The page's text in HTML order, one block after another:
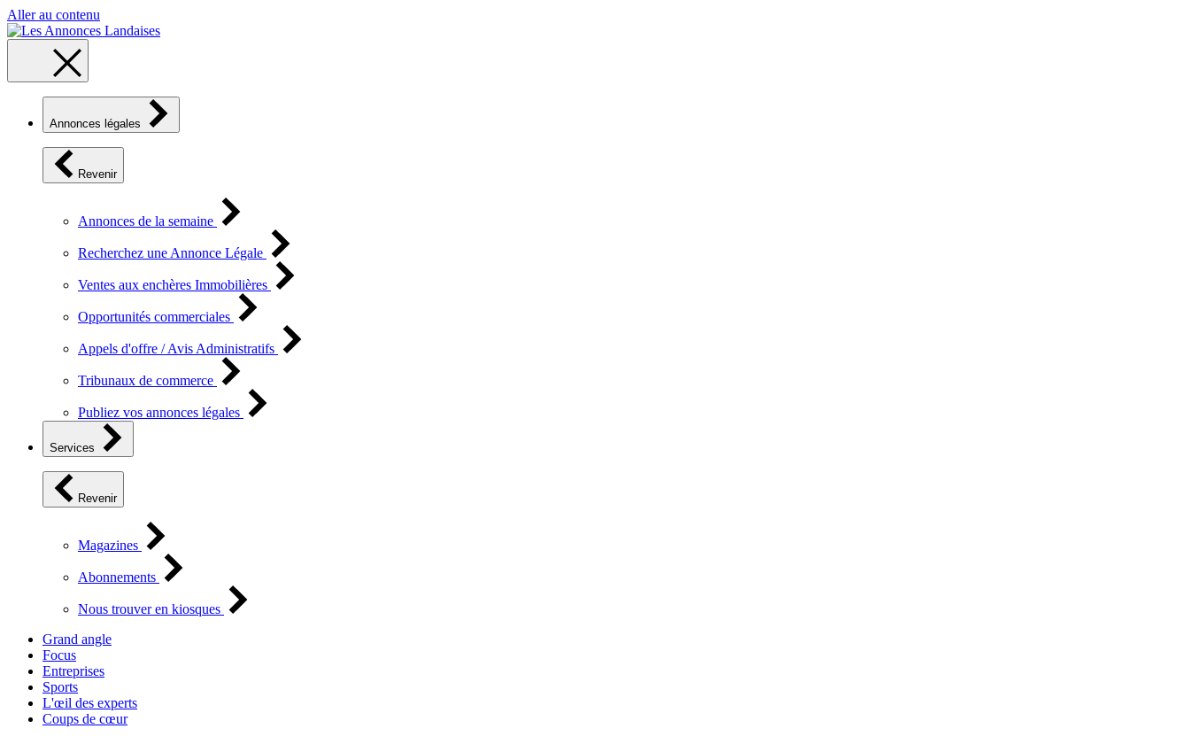
Aller au contenu
Annonces légales
Revenir
Annonces de la semaine
Recherchez une Annonce Légale
Ventes aux enchères Immobilières
Opportunités commerciales
Appels d'offre / Avis Administratifs
Tribunaux de commerce
Publiez vos annonces légales
Services
Revenir
Magazines
Abonnements
Nous trouver en kiosques
Grand angle
Focus
Entreprises
Sports
L'œil des experts
Coups de cœur